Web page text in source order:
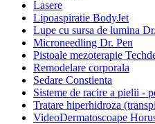
Lasere
Lipoaspiratie BodyJet
Lupe cu sursa de lumina
Microneedling Dr. Pen
Pistoale mezoterapie
Remodelare corporala
Sedare Constienta
Sisteme de racire a pielii -
Tratare hiperhidroza
VideoDermatoscoape